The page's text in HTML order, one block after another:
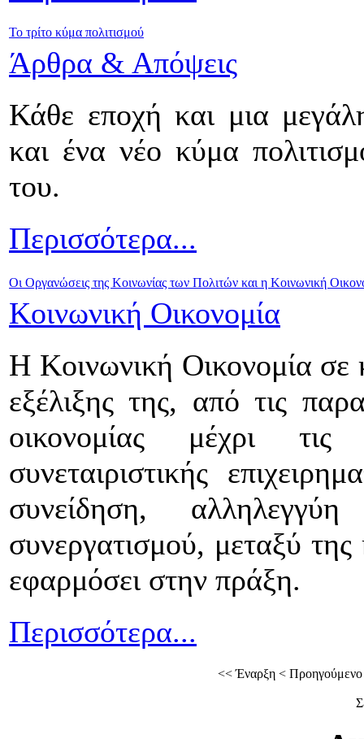
Το τρίτο κύμα πολιτισμού
Άρθρα & Απόψεις
Κάθε εποχή και μια
και ένα νέο κύμα
του.
Περισσότερα...
Οι Οργανώσεις της Κοινωνίας των Πολιτών και η Κοινωνική
Κοινωνική Οικονομία
Η Κοινωνική Οικονομία
εξέλιξης της, από τις
οικονομίας μέχρι τις
συνεταιριστικής
συνείδηση,
συνεργατισμού, μεταξύ
εφαρμόσει στην πράξη.
Περισσότερα...
<<Έναρξη < Προηγούμενο